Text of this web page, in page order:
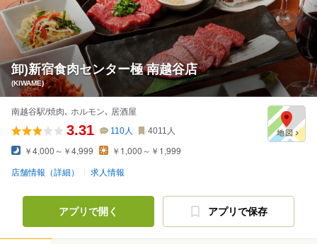
卸)新宿食肉センター極 南越谷店
(KIWAME)
南越谷駅/焼肉､ ホルモン､ 居酒屋
3.31 110人 4011 人
￥4,000～￥4,999 ￥1,000～￥1,999
店舗情報（詳細） 求人情報
アプリで開く アプリで保存